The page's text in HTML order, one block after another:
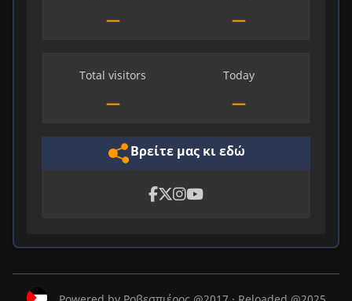
— —
Total visitors
—
Today
—
Βρείτε μας κι εδώ